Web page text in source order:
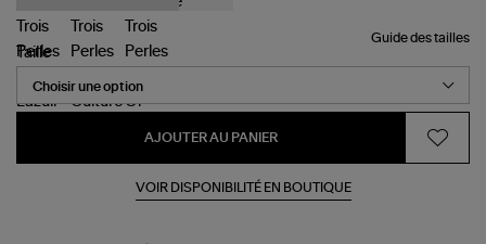
Guide des tailles
Taille
AJOUTER AU PANIER
VOIR DISPONIBILITÉ EN BOUTIQUE